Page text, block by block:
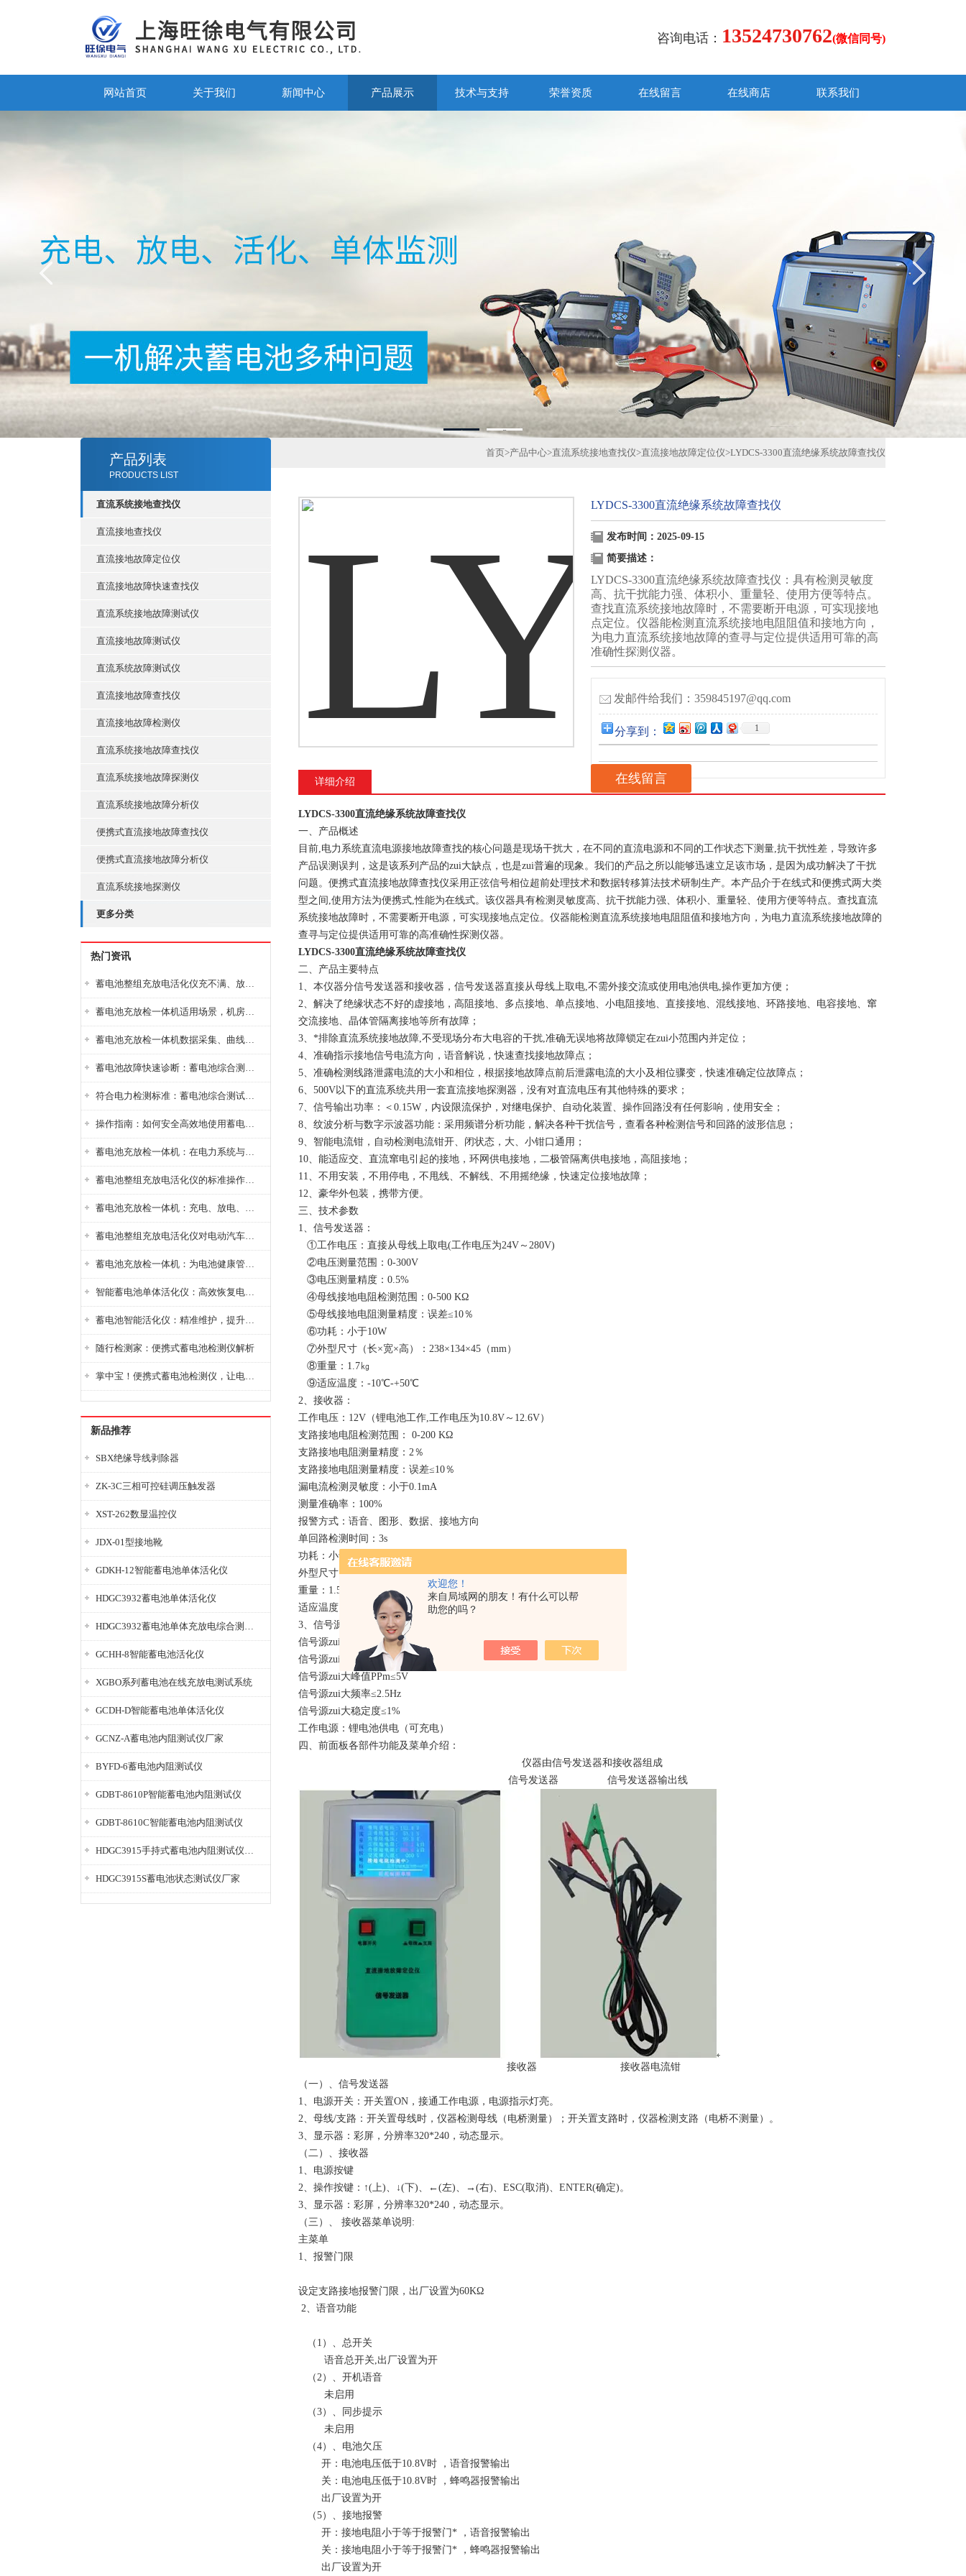
欢迎您！
来自局域网的朋友！有什么可以帮
助您的吗？
咨询电话： 13524730762(微信同号)
网站首页 关于我们 新闻中心 产品展示 技术与支持 荣誉资质 在线留言 在线商店 联系我们
1 2
产品列表
PRODUCTS LIST
直流系统接地查找仪
直流接地查找仪
直流接地故障定位仪
直流接地故障快速查找仪
直流系统接地故障测试仪
直流接地故障测试仪
直流系统故障测试仪
直流接地故障查找仪
直流接地故障检测仪
直流系统接地故障查找仪
直流系统接地故障探测仪
直流系统接地故障分析仪
便携式直流接地故障查找仪
便携式直流接地故障分析仪
直流系统接地探测仪
更多分类
热门资讯
蓄电池整组充放电活化仪充不满、放不完怎么办？
蓄电池充放检一体机适用场景，机房基站变电站铅酸蓄电池维护检测应用
蓄电池充放检一体机数据采集、曲线分析与电池健康状态智能评估功能详解
蓄电池故障快速诊断：蓄电池综合测试仪判断落后电池的方法与标准
符合电力检测标准：蓄电池综合测试仪测试规范与精度校准方法详解
操作指南：如何安全高效地使用蓄电池智能活化仪？
蓄电池充放检一体机：在电力系统与储能设备中的创新应用，确保蓄电池性能与可靠性
蓄电池整组充放电活化仪的标准操作流程：从接线设置到充放电参数设定的安全规范
蓄电池充放检一体机：充电、放电、检测三功能集成设备
蓄电池整组充放电活化仪对电动汽车电池有帮助吗？
蓄电池充放检一体机：为电池健康管理提供一站式解决方案
智能蓄电池单体活化仪：高效恢复电池性能，延长蓄电池使用寿命
蓄电池智能活化仪：精准维护，提升电池健康状态
随行检测家：便携式蓄电池检测仪解析
掌中宝！便携式蓄电池检测仪，让电池检测变得简单又快捷！
新品推荐
SBX绝缘导线剥除器
ZK-3C三相可控硅调压触发器
XST-262数显温控仪
JDX-01型接地靴
GDKH-12智能蓄电池单体活化仪
HDGC3932蓄电池单体活化仪
HDGC3932蓄电池单体充放电综合测试仪
GCHH-8智能蓄电池活化仪
XGBO系列蓄电池在线充放电测试系统
GCDH-D智能蓄电池单体活化仪
GCNZ-A蓄电池内阻测试仪厂家
BYFD-6蓄电池内阻测试仪
GDBT-8610P智能蓄电池内阻测试仪
GDBT-8610C智能蓄电池内阻测试仪
HDGC3915手持式蓄电池内阻测试仪厂家
HDGC3915S蓄电池状态测试仪厂家
首页>产品中心>直流系统接地查找仪>直流接地故障定位仪>LYDCS-3300直流绝缘系统故障查找仪
LYDCS-3300直流绝缘系统故障查找仪
发布时间：2025-09-15
简要描述：
LYDCS-3300直流绝缘系统故障查找仪：具有检测灵敏度
高、抗干扰能力强、体积小、重量轻、使用方便等特点。
查找直流系统接地故障时，不需要断开电源，可实现接地
点定位。仪器能检测直流系统接地电阻阻值和接地方向，
为电力直流系统接地故障的查寻与定位提供适用可靠的高
准确性探测仪器。
发邮件给我们：359845197@qq.com
分享到： 1
在线留言
详细介绍
LYDCS-3300直流绝缘系统故障查找仪
一、产品概述
目前,电力系统直流电源接地故障查找的核心问题是现场干扰大，在不同的直流电源和不同的工作状态下测量,抗干扰性差，导致许多
产品误测误判，这是该系列产品的zui大缺点，也是zui普遍的现象。我们的产品之所以能够迅速立足该市场，是因为成功解决了干扰
问题。便携式直流接地故障查找仪采用正弦信号相位超前处理技术和数据转移算法技术研制生产。本产品介于在线式和便携式两大类
型之间,使用方法为便携式,性能为在线式。该仪器具有检测灵敏度高、抗干扰能力强、体积小、重量轻、使用方便等特点。查找直流
系统接地故障时，不需要断开电源，可实现接地点定位。仪器能检测直流系统接地电阻阻值和接地方向，为电力直流系统接地故障的
查寻与定位提供适用可靠的高准确性探测仪器。
LYDCS-3300直流绝缘系统故障查找仪
二、产品主要特点
1、本仪器分信号发送器和接收器，信号发送器直接从母线上取电,不需外接交流或使用电池供电,操作更加方便；
2、解决了绝缘状态不好的虚接地，高阻接地、多点接地、单点接地、小电阻接地、直接接地、混线接地、环路接地、电容接地、窜
交流接地、晶体管隔离接地等所有故障；
3、*排除直流系统接地故障,不受现场分布大电容的干扰,准确无误地将故障锁定在zui小范围内并定位；
4、准确指示接地信号电流方向，语音解说，快速查找接地故障点；
5、准确检测线路泄露电流的大小和相位，根据接地故障点前后泄露电流的大小及相位骤变，快速准确定位故障点；
6、500V以下的直流系统共用一套直流接地探测器，没有对直流电压有其他特殊的要求；
7、信号输出功率：＜0.15W，内设限流保护，对继电保护、自动化装置、操作回路没有任何影响，使用安全；
8、纹波分析与数字示波器功能：采用频谱分析功能，解决各种干扰信号，查看各种检测信号和回路的波形信息；
9、智能电流钳，自动检测电流钳开、闭状态，大、小钳口通用；
10、能适应交、直流窜电引起的接地，环网供电接地，二极管隔离供电接地，高阻接地；
11、不用安装，不用停电，不甩线、不解线、不用摇绝缘，快速定位接地故障；
12、豪华外包装，携带方便。
三、技术参数
1、信号发送器：
①工作电压：直接从母线上取电(工作电压为24V～280V)
②电压测量范围：0-300V
③电压测量精度：0.5%
④母线接地电阻检测范围：0-500 KΩ
⑤母线接地电阻测量精度：误差≤10％
⑥功耗：小于10W
⑦外型尺寸（长×宽×高）：238×134×45（mm）
⑧重量：1.7㎏
⑨适应温度：-10℃-+50℃
2、接收器：
工作电压：12V（锂电池工作,工作电压为10.8V～12.6V）
支路接地电阻检测范围： 0-200 KΩ
支路接地电阻测量精度：2％
支路接地电阻测量精度：误差≤10％
漏电流检测灵敏度：小于0.1mA
测量准确率：100%
报警方式：语音、图形、数据、接地方向
单回路检测时间：3s
功耗：小于1W
外型尺寸（长×宽×高）：238×134×45（mm）
重量：1.5㎏
适应温度：-10℃-+50℃
3、信号源参数：
信号源zui大电流≤1mA
信号源zui大功率≤0.01W
信号源zui大峰值PPm≤5V
信号源zui大频率≤2.5Hz
信号源zui大稳定度≤1%
工作电源：锂电池供电（可充电）
四、前面板各部件功能及菜单介绍：
仪器由信号发送器和接收器组成
信号发送器 信号发送器输出线
接收器 接收器电流钳
（一）、信号发送器
1、电源开关：开关置ON，接通工作电源，电源指示灯亮。
2、母线/支路：开关置母线时，仪器检测母线（电桥测量）；开关置支路时，仪器检测支路（电桥不测量）。
3、显示器：彩屏，分辨率320*240，动态显示。
（二）、接收器
1、电源按键
2、操作按键：↑(上)、↓(下)、←(左)、→(右)、ESC(取消)、ENTER(确定)。
3、显示器：彩屏，分辨率320*240，动态显示。
（三）、 接收器菜单说明:
主菜单
1、报警门限
设定支路接地报警门限，出厂设置为60KΩ
2、语音功能
（1）、总开关
语音总开关,出厂设置为开
（2）、开机语音
未启用
（3）、同步提示
未启用
（4）、电池欠压
开：电池电压低于10.8V时 ，语音报警输出
关：电池电压低于10.8V时 ，蜂鸣器报警输出
出厂设置为开
（5）、接地报警
开：接地电阻小于等于报警门* ，语音报警输出
关：接地电阻小于等于报警门* ，蜂鸣器报警输出
出厂设置为开